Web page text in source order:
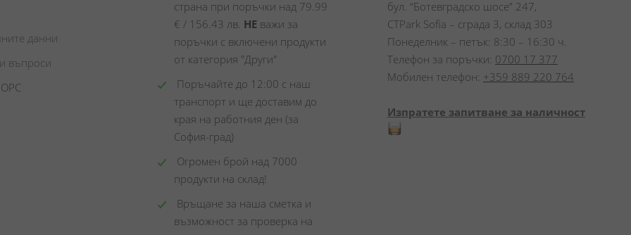
данни
въпроси
страна при поръчки над 79.99
€ / 156.43 лв. НЕ важи за
поръчки с включени продукти
от категория "Други"
Поръчайте до 12:00 с наш
транспорт и ще доставим до
края на работния ден (за
София-град)
Огромен брой над 7000
продукти на склад!
Връщане за наша сметка и
възможност за проверка на
бул. “Ботевградско шосе” 247,
CTPark Sofia – сграда 3, склад 303
Понеделник – петък: 8:30 – 16:30 ч.
Телефон за поръчки: 0700 17 377
Мобилен телефон: +359 889 220 764
Изпратете запитване за наличност